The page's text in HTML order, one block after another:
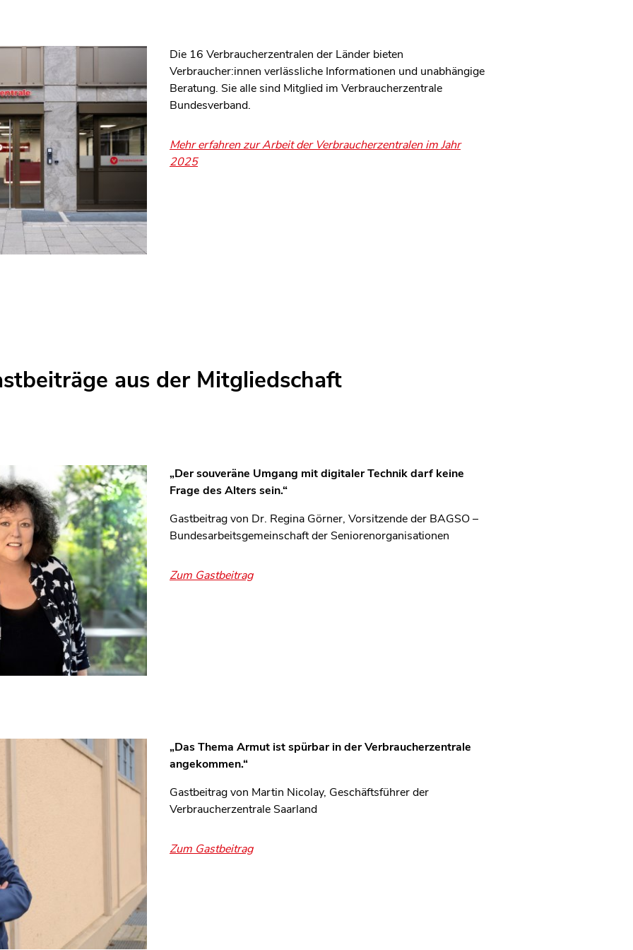
Die 16 Verbraucherzentralen der Länder bieten
Verbraucher:innen verlässliche Informationen und unabhängige
Beratung. Sie alle sind Mitglied im Verbraucherzentrale
Bundesverband.
Mehr erfahren zur Arbeit der Verbraucherzentralen im Jahr
2025
aus der Mitgliedschaft
„Der souveräne Umgang mit digitaler Technik darf keine
Frage des Alters sein.“
Gastbeitrag von Dr. Regina Görner, Vorsitzende der BAGSO –
Bundesarbeitsgemeinschaft der Seniorenorganisationen
Zum Gastbeitrag
„Das Thema Armut ist spürbar in der Verbraucherzentrale
angekommen.“
Gastbeitrag von Martin Nicolay, Geschäftsführer der
Verbraucherzentrale Saarland
Zum Gastbeitrag